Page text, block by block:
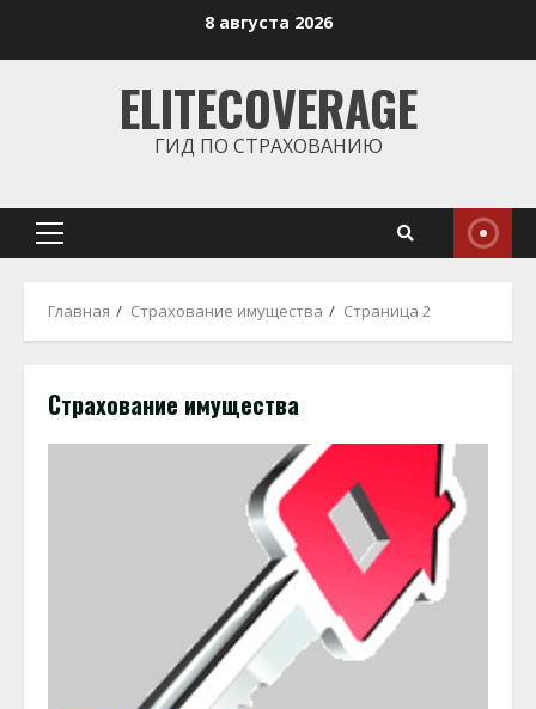
8 августа 2026
ELITECOVERAGE
ГИД ПО СТРАХОВАНИЮ
Основное
Главная Страхование имущества Страница 2
Страхование имущества